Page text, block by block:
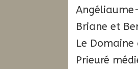
Briane et
Le Domaine
Prieuré